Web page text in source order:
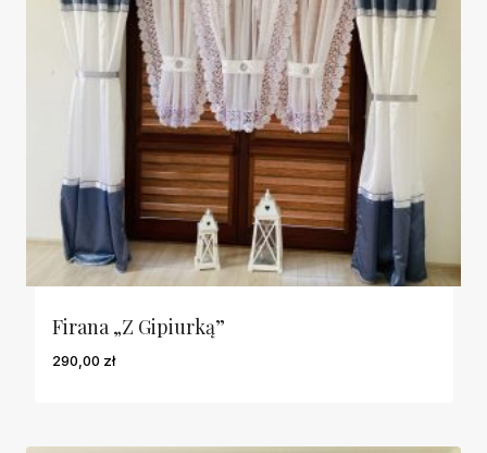
Firana „Z Gipiurką”
290,00 zł